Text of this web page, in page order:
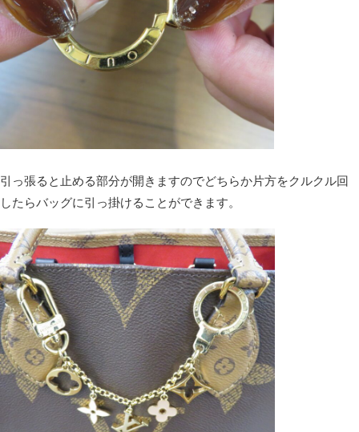
引っ張ると止める部分が開きますのでどちらか片方をクルクル回
したらバッグに引っ掛けることができます。